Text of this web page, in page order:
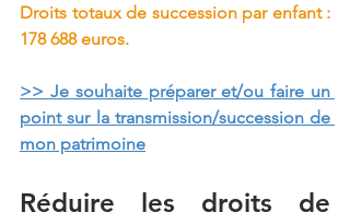
Droits totaux de succession par enfant :
178 688 euros.
>> Je souhaite préparer et/ou faire un
point sur la transmission/succession de
mon patrimoine
Réduire les droits de